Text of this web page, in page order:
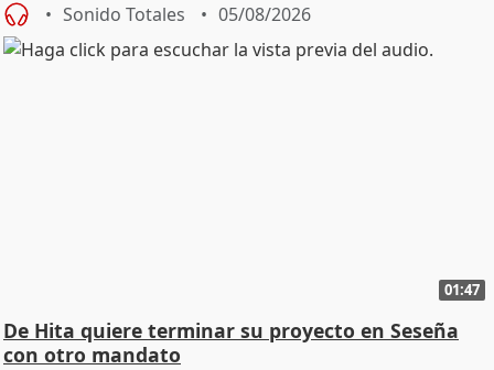
Sonido Totales 05/08/2026
01:47
De Hita quiere terminar su proyecto en Seseña
con otro mandato